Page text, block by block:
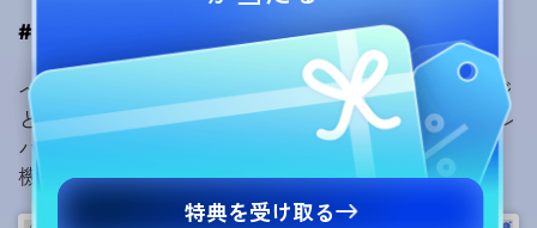
#9 画像をページとして挿入
ページを整理する際に、PDFに画像を新しいページ
として挿入できるようになりました。上部のツール
バーから「
」をクリックし、 「ページ整理」
機能から「画像から」を選択してください。
特典を受け取る